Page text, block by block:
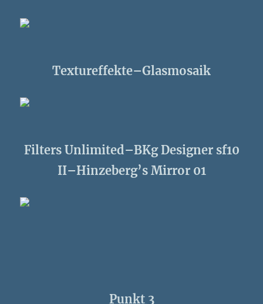
Textureffekte–Glasmosaik
Filters Unlimited–BKg Designer sf10
II–Hinzeberg’s Mirror 01
Punkt 3